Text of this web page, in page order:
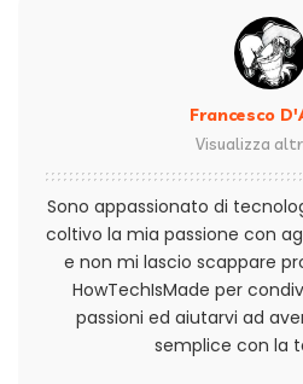
Francesco
Visualizza
Sono appassionato di
coltivo la mia passione con
e non mi lascio scappare
HowTechIsMade per
passioni ed aiutarvi ad
semplice con la